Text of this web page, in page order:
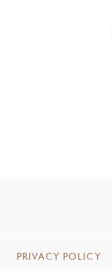
PRIVACY POLICY